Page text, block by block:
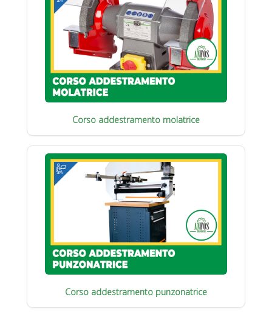
Corso addestramento molatrice
Corso addestramento punzonatrice